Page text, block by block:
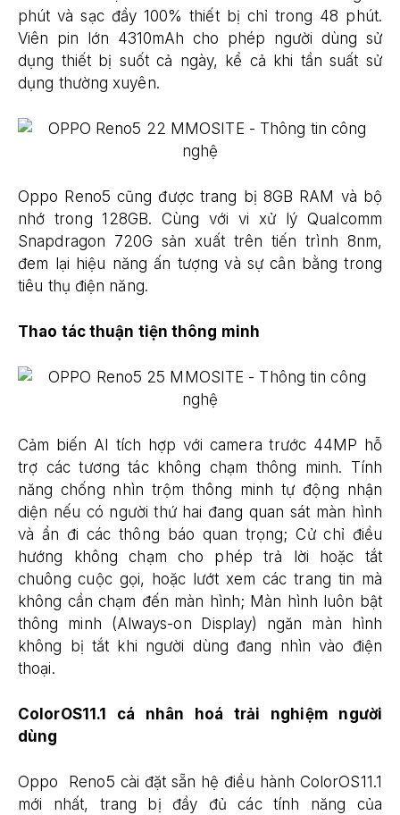
phút và sạc đầy 100% thiết bị chỉ trong 48 phút.
Viên pin lớn 4310mAh cho phép người dùng sử
dụng thiết bị suốt cả ngày, kể cả khi tần suất sử
dụng thường xuyên.
Oppo Reno5 cũng được trang bị 8GB RAM và bộ
nhớ trong 128GB. Cùng với vi xử lý Qualcomm
Snapdragon 720G sản xuất trên tiến trình 8nm,
đem lại hiệu năng ấn tượng và sự cân bằng trong
tiêu thụ điện năng.
Thao tác thuận tiện thông minh
Cảm biến AI tích hợp với camera trước 44MP hỗ
trợ các tương tác không chạm thông minh. Tính
năng chống nhìn trộm thông minh tự động nhận
diện nếu có người thứ hai đang quan sát màn hình
và ẩn đi các thông báo quan trọng; Cử chỉ điều
hướng không chạm cho phép trả lời hoặc tắt
chuông cuộc gọi, hoặc lướt xem các trang tin mà
không cần chạm đến màn hình; Màn hình luôn bật
thông minh (Always-on Display) ngăn màn hình
không bị tắt khi người dùng đang nhìn vào điện
thoại.
ColorOS11.1 cá nhân hoá trải nghiệm người
dùng
Oppo Reno5 cài đặt sẵn hệ điều hành ColorOS11.1
mới nhất, trang bị đầy đủ các tính năng của